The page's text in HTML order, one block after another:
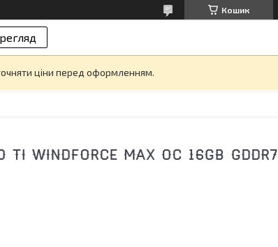
Кошик
ціни перед оформленням.
WINDFORCE MAX OC 16GB GDDR7